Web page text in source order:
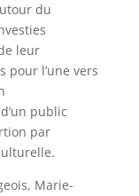
du
leur
pour l’une vers
public
par
Marie-